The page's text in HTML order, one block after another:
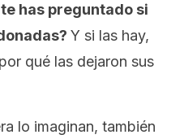
has preguntado si
Y si las hay,
qué las dejaron sus
lo imaginan, también